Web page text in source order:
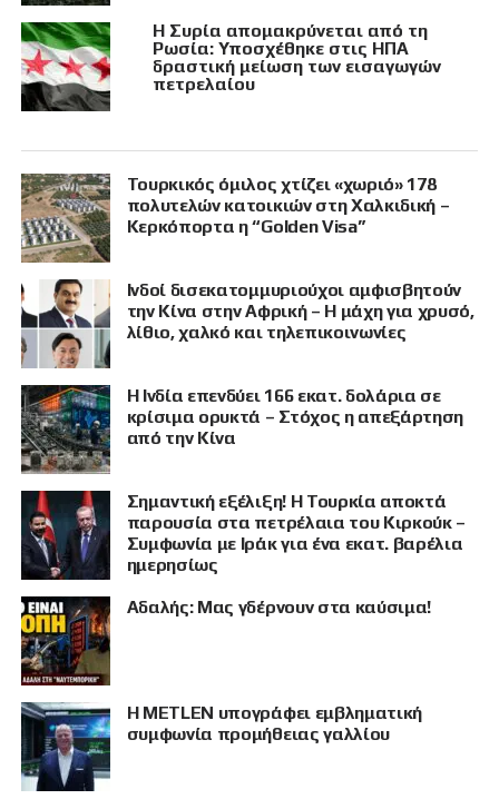
Η Συρία απομακρύνεται από τη
Ρωσία: Υποσχέθηκε στις ΗΠΑ
δραστική μείωση των εισαγωγών
πετρελαίου
Τουρκικός όμιλος χτίζει «χωριό» 178
πολυτελών κατοικιών στη Χαλκιδική –
Κερκόπορτα η “Golden Visa”
Ινδοί δισεκατομμυριούχοι αμφισβητούν
την Κίνα στην Αφρική – Η μάχη για χρυσό,
λίθιο, χαλκό και τηλεπικοινωνίες
Η Ινδία επενδύει 166 εκατ. δολάρια σε
κρίσιμα ορυκτά – Στόχος η απεξάρτηση
από την Κίνα
Σημαντική εξέλιξη! Η Τουρκία αποκτά
παρουσία στα πετρέλαια του Κιρκούκ –
Συμφωνία με Ιράκ για ένα εκατ. βαρέλια
ημερησίως
Αδαλής: Μας γδέρνουν στα καύσιμα!
Η METLEN υπογράφει εμβληματική
συμφωνία προμήθειας γαλλίου